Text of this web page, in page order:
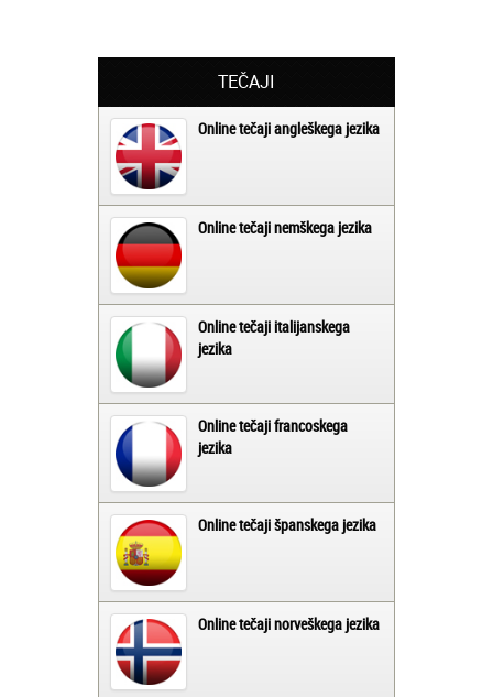
TEČAJI
Online tečaji angleškega jezika
Online tečaji nemškega jezika
Online tečaji italijanskega
jezika
Online tečaji francoskega
jezika
Online tečaji španskega jezika
Online tečaji norveškega jezika